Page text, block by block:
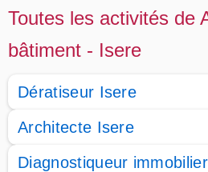
Toutes les activités de
bâtiment - Isere
Dératiseur Isere
Architecte Isere
Diagnostiqueur